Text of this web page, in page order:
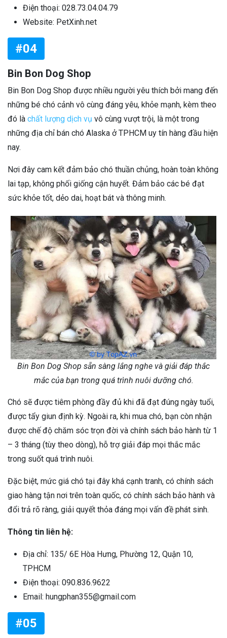
Điện thoại: 028.73.04.04.79
Website: PetXinh.net
#04
Bin Bon Dog Shop
Bin Bon Dog Shop được nhiều người yêu thích bởi mang đến
những bé chó cảnh vô cùng đáng yêu, khỏe mạnh, kèm theo
đó là chất lượng dịch vụ vô cùng vượt trội, là một trong
những địa chỉ bán chó Alaska ở TPHCM uy tín hàng đầu hiện
nay.
Nơi đây cam kết đảm bảo chó thuần chủng, hoàn toàn không
lai tạp, không phối giống cận huyết. Đảm bảo các bé đạt
sức khỏe tốt, dẻo dai, hoạt bát và thông minh.
Bin Bon Dog Shop sẵn sàng lắng nghe và giải đáp thắc
mắc của bạn trong quá trình nuôi dưỡng chó.
Chó sẽ được tiêm phòng đầy đủ khi đã đạt đúng ngày tuổi,
được tẩy giun định kỳ. Ngoài ra, khi mua chó, bạn còn nhận
được chế độ chăm sóc trọn đời và chính sách bảo hành từ 1
– 3 tháng (tùy theo dòng), hỗ trợ giải đáp mọi thắc mắc
trong suốt quá trình nuôi.
Đặc biệt, mức giá chó tại đây khá cạnh tranh, có chính sách
giao hàng tận nơi trên toàn quốc, có chính sách bảo hành và
đổi trả rõ ràng, giải quyết thỏa đáng mọi vấn đề phát sinh.
Thông tin liên hệ:
Địa chỉ: 135/ 6E Hòa Hưng, Phường 12, Quận 10,
TPHCM
Điện thoại: 090.836.9622
Email: hungphan355@gmail.com
#05